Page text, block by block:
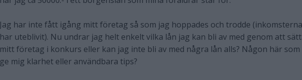
Jag har inte fått igång mitt företag så som jag hoppades och trodde (inkomsterna
har uteblivit). Nu undrar jag helt enkelt vilka lån jag kan bli av med genom att
mitt företag i konkurs eller kan jag inte bli av med några lån alls? Någon här
ge mig klarhet eller användbara tips?